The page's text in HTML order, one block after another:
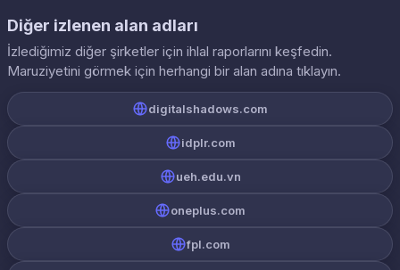
Diğer izlenen alan adları
İzlediğimiz diğer şirketler için ihlal raporlarını keşfedin.
Maruziyetini görmek için herhangi bir alan adına tıklayın.
digitalshadows.com
idplr.com
ueh.edu.vn
oneplus.com
fpl.com